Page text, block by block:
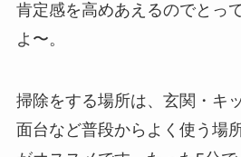
肯定感を高めあえるのでとっ
よ〜。
掃除をする場所は、玄関・キ
面台など普段からよく使う場